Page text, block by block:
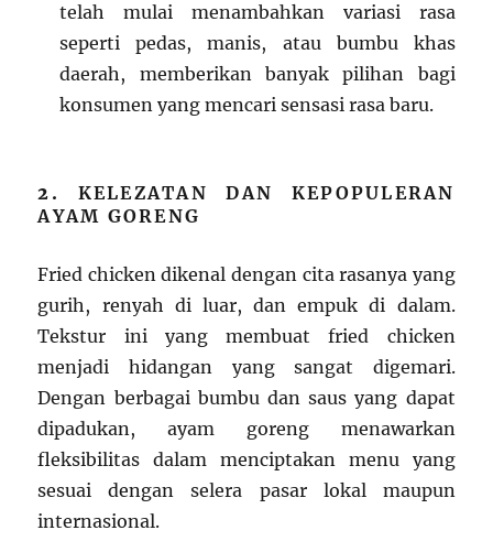
telah mulai menambahkan variasi rasa
seperti pedas, manis, atau bumbu khas
daerah, memberikan banyak pilihan bagi
konsumen yang mencari sensasi rasa baru.
2. KELEZATAN DAN KEPOPULERAN
AYAM GORENG
Fried chicken dikenal dengan cita rasanya yang
gurih, renyah di luar, dan empuk di dalam.
Tekstur ini yang membuat fried chicken
menjadi hidangan yang sangat digemari.
Dengan berbagai bumbu dan saus yang dapat
dipadukan, ayam goreng menawarkan
fleksibilitas dalam menciptakan menu yang
sesuai dengan selera pasar lokal maupun
internasional.